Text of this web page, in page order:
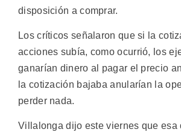
disposición a comprar.
Los críticos señalaron que si la
acciones subía, como ocurrió, los
ganarían dinero al pagar el precio
la cotización bajaba anularían la
perder nada.
Villalonga dijo este viernes que esa